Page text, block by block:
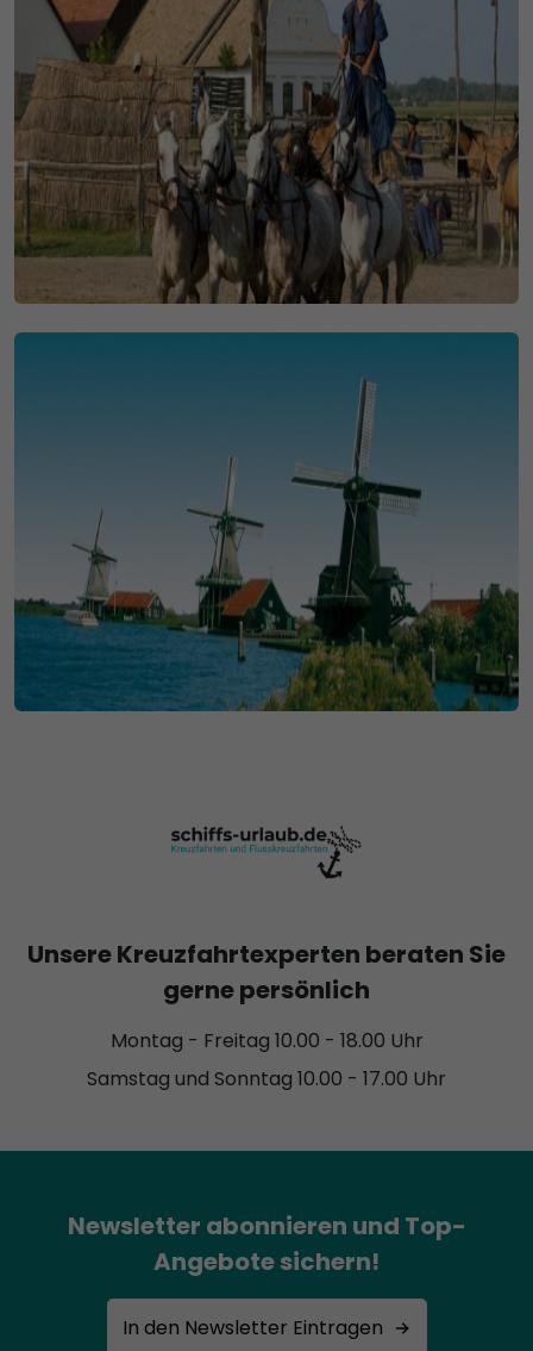
Unsere Kreuzfahrtexperten beraten Sie
gerne persönlich
Montag - Freitag 10.00 - 18.00 Uhr
Samstag und Sonntag 10.00 - 17.00 Uhr
Newsletter abonnieren und Top-
Angebote sichern!
In den Newsletter Eintragen